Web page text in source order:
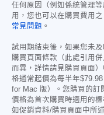
任何原因（例如係統管理
用，您也可以在購買費用
常見問題 。
試用期結束後，如果您未
購買頁面條款（此處引用
而異，詳情請見購買頁面
格通常起價為每半年$79.98
for Mac 版）。您購買的訂
價格為首次購買時適用的
如促銷資料/購買頁面中所